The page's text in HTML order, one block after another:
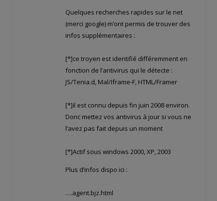
Quelques recherches rapides sur le net
(merci google) m’ont permis de trouver des
infos supplémentaires :
[*]ce troyen est identifié différemment en
fonction de l’antivirus qui le détecte :
JS/Tenia.d, Mal/Iframe-F, HTML/Framer
[*]il est connu depuis fin juin 2008 environ.
Donc mettez vos antivirus à jour si vous ne
l’avez pas fait depuis un moment
[*]Actif sous windows 2000, XP, 2003
Plus d’infos dispo ici :
….agent.bjz.html